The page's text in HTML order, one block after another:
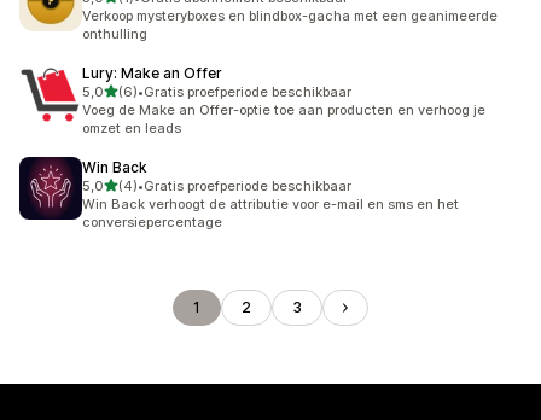
1 recensies in totaal
Verkoop mysteryboxes en blindbox-gacha met een geanimeerde
onthulling
Lury: Make an Offer
5,0van 5 sterren
(6)
6 recensies in totaal
•Gratis proefperiode beschikbaar
Voeg de Make an Offer-optie toe aan producten en verhoog je
omzet en leads
Win Back
5,0van 5 sterren
(4)
4 recensies in totaal
•Gratis proefperiode beschikbaar
Win Back verhoogt de attributie voor e-mail en sms en het
conversiepercentage
1 2 3